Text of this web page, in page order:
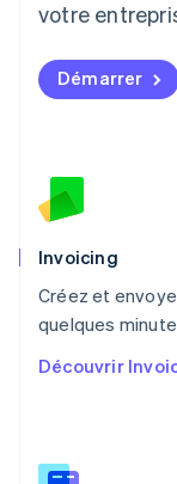
votre
Démarrer
Invoicing
Créez et
quelques
Découvrir
Malaisie
Malte
English
Mexique
English
Nouvelle-
Pays-Bas
Nederlands
Pologne
English
Português
English